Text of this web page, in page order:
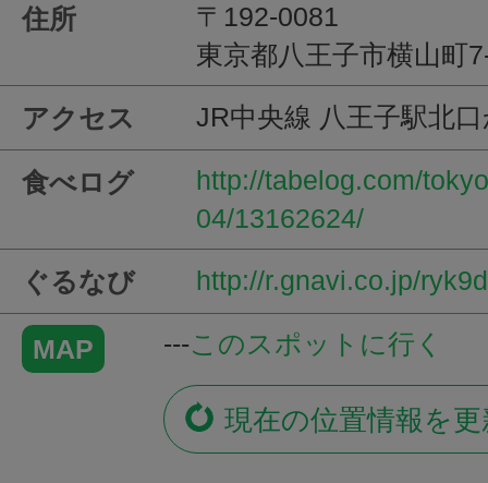
住所
〒192-0081
東京都八王子市横山町
アクセス JR中央線 八王子駅北
食べログ
http://tabelog.com/
04/13162624/
ぐるなび http://r.gnavi.co.jp/
MAP ---このスポットに行く
現在の位置情報を